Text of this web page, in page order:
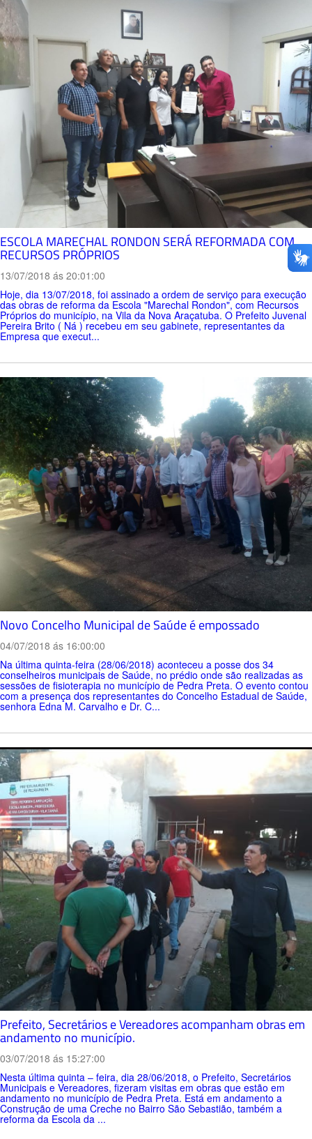
ESCOLA MARECHAL RONDON SERÁ REFORMADA COM
RECURSOS PRÓPRIOS
13/07/2018 ás 20:01:00
Hoje, dia 13/07/2018, foi assinado a ordem de serviço para execução
das obras de reforma da Escola "Marechal Rondon", com Recursos
Próprios do município, na Vila da Nova Araçatuba. O Prefeito Juvenal
Pereira Brito ( Ná ) recebeu em seu gabinete, representantes da
Empresa que execut...
Novo Concelho Municipal de Saúde é empossado
04/07/2018 ás 16:00:00
Na última quinta-feira (28/06/2018) aconteceu a posse dos 34
conselheiros municipais de Saúde, no prédio onde são realizadas as
sessões de fisioterapia no município de Pedra Preta. O evento contou
com a presença dos representantes do Concelho Estadual de Saúde,
senhora Edna M. Carvalho e Dr. C...
Prefeito, Secretários e Vereadores acompanham obras em
andamento no município.
03/07/2018 ás 15:27:00
Nesta última quinta – feira, dia 28/06/2018, o Prefeito, Secretários
Municipais e Vereadores, fizeram visitas em obras que estão em
andamento no município de Pedra Preta. Está em andamento a
Construção de uma Creche no Bairro São Sebastião, também a
reforma da Escola da ...